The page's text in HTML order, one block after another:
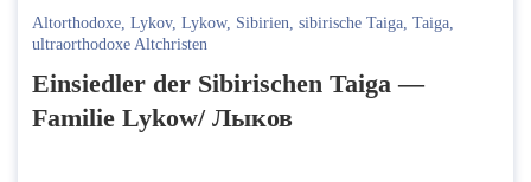
Altorthodoxe, Lykov, Lykow, Sibirien, sibirische Taiga, Taiga,
ultraorthodoxe Altchristen
Einsiedler der Sibirischen Taiga —
Familie Lykow/ Лыков